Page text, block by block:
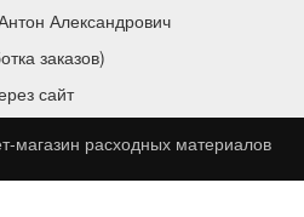
Александрович
заказов)
сайт
магазин расходных материалов